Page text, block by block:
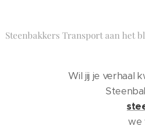
Steenbakkers Transport aan het
Wil jij je verhaal
we